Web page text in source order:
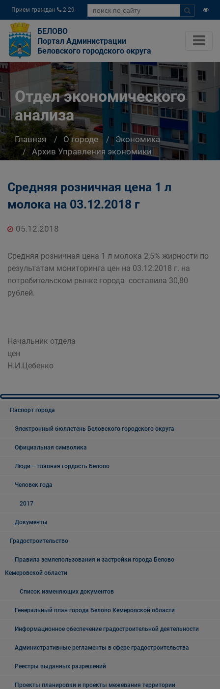
Прием граждан
2-29-
04
БЕЛОВО
Портал Администрации
Беловского городского округа
Отдел экономического
анализа
Главная О городе
Экономика
Архив Управления экономики
Отдел экономического анализа
Средняя розничная цена 1 л
молока на 03.12.2018 г
05.12.2018
Средняя розничная цена 1 л молока 2,5% жирности по
результатам мониторинга цен на 03.12.2018 г. на
потребительском рынке города составила 30,80
рублей.
Начальник отдела
цен
Н.И.Цебенко
Паспорт города
Электронный бюллетень Беловского городского округа
Официальная символика
Люди – главная гордость Белово
Человек года
2017
Документы
Градостроительство
Правила землепользования и застройки города Белово
Кемеровской области
Список изменяющих документов
Генеральный план города Белово Кемеровской области
Информационное обеспечение градостроительной деятельности
Административные регламенты в сфере градостроительства
Реестры выданных разрешений
Проекты планировки и проекты межевания территории